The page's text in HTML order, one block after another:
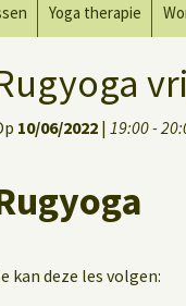
Flow Basic
herstel
Yoga therapie
Yoga voor heling
10/06/2022 | 19:00 -
kan deze les volgen: